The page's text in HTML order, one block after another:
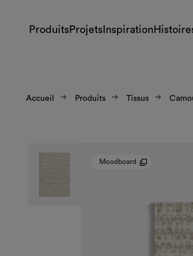
ProduitsProjets Inspiration
Accueil Produits Tissus
Moodboard